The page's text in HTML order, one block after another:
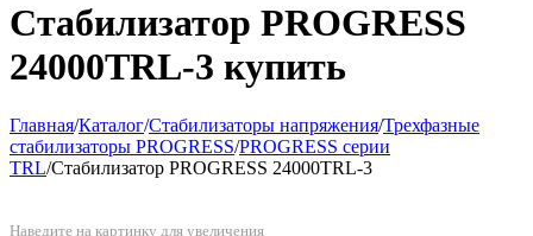
Стабилизатор PROGRESS
24000TRL-3 купить
Главная/Каталог/Стабилизаторы напряжения/Трехфазные
стабилизаторы PROGRESS/PROGRESS серии
TRL/Стабилизатор PROGRESS 24000TRL-3
Наведите на картинку для увеличения